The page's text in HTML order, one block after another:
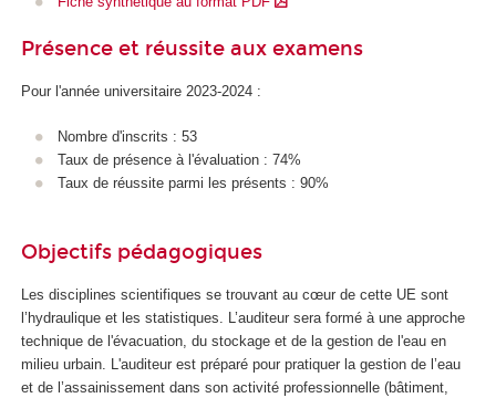
Présence et réussite aux examens
Pour l'année universitaire 2023-2024 :
Nombre d'inscrits : 53
Taux de présence à l'évaluation : 74%
Taux de réussite parmi les présents : 90%
Objectifs pédagogiques
Les disciplines scientifiques se trouvant au cœur de cette UE sont
l’hydraulique et les statistiques. L’auditeur sera formé à une approche
technique de l'évacuation, du stockage et de la gestion de l'eau en
milieu urbain. L'auditeur est préparé pour pratiquer la gestion de l’eau
et de l’assainissement dans son activité professionnelle (bâtiment,